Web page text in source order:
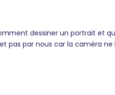
dessiner un portrait et
pas par nous car la caméra